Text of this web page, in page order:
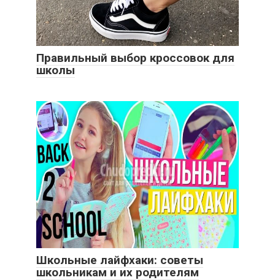
Правильный выбор кроссовок для
школы
Школьные лайфхаки: советы
школьникам и их родителям